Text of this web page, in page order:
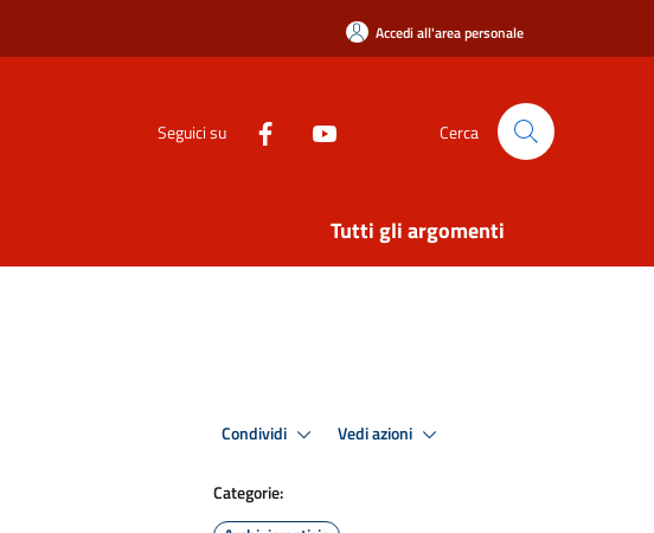
Accedi all'area personale
Seguici su Cerca
Tutti gli argomenti
Condividi Vedi azioni
Categorie: